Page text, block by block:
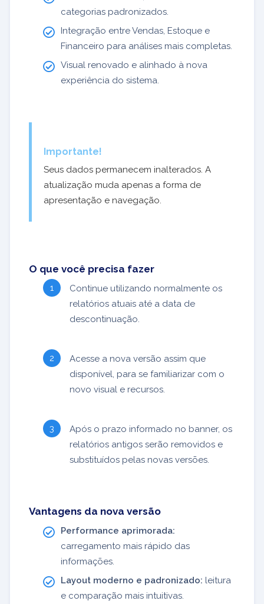
categorias padronizados.
Integração entre Vendas, Estoque e
Financeiro para análises mais completas.
Visual renovado e alinhado à nova
experiência do sistema.
Importante!
Seus dados permanecem inalterados. A
atualização muda apenas a forma de
apresentação e navegação.
O que você precisa fazer
Continue utilizando normalmente os
relatórios atuais até a data de
descontinuação.
Acesse a nova versão assim que
disponível, para se familiarizar com o
novo visual e recursos.
Após o prazo informado no banner, os
relatórios antigos serão removidos e
substituídos pelas novas versões.
Vantagens da nova versão
Performance aprimorada:
carregamento mais rápido das
informações.
Layout moderno e padronizado: leitura
e comparação mais intuitivas.